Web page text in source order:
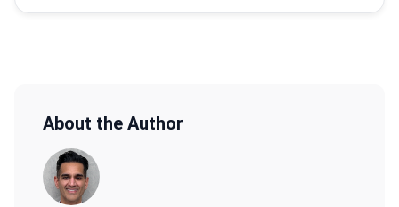
About the Author